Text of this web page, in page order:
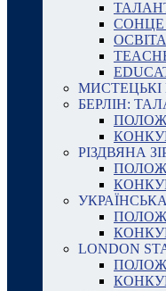
СОНЦЕ
МИСТЕЦЬКІ
БЕРЛІН:
РІЗДВЯНА
LONDON